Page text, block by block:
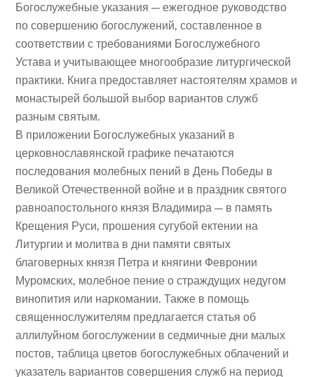
Богослужебные указания — ежегодное руководство
по совершению богослужений, составленное в
соответствии с требованиями Богослужебного
Устава и учитывающее многообразие литургической
практики. Книга предоставляет настоятелям храмов и
монастырей большой выбор вариантов служб
разным святым.
В приложении Богослужебных указаний в
церковнославянской графике печатаются
последования молебных пений в День Победы в
Великой Отечественной войне и в праздник святого
равноапостольного князя Владимира — в память
Крещения Руси, прошения сугубой ектении на
Литургии и молитва в дни памяти святых
благоверных князя Петра и княгини Февронии
Муромских, молебное пение о страждущих недугом
винопития или наркомании. Также в помощь
священнослужителям предлагается статья об
аллилуйном богослужении в седмичные дни малых
постов, таблица цветов богослужебных облачений и
указатель вариантов совершения служб на период